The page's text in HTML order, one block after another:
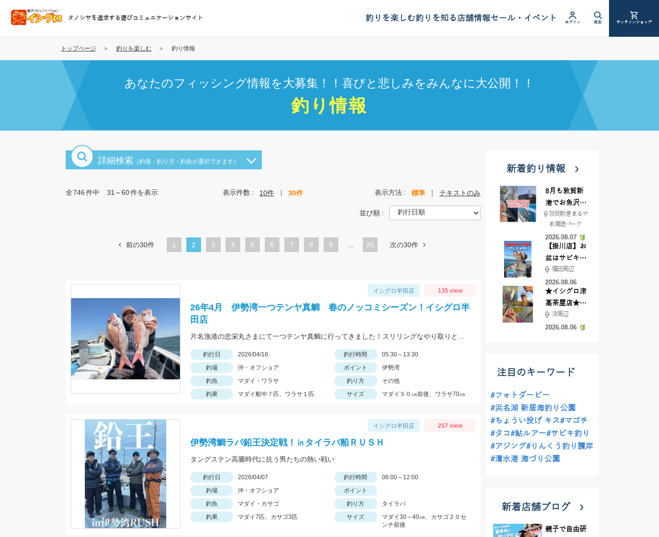
コ
テ
タノシサを追求する遊びコミュニケーションサイト 釣りを楽しむ釣りを知る店舗情報セール・イベント ログイン 検索 オンラインショップ
トップページ 釣りを楽しむ 釣り情報
あなたのフィッシング情報を大募集！！喜びと悲しみをみんなに大公開！！
釣り情報
詳細検索 （釣場・釣り方・釣魚が選択できます）
全746件中 31～60件を表示 表示件数 10件 30件 表示方法 標準 テキストのみ
並び順
前の30件 1
カ
ペ
ー
ジ
2
ペ
3
ペ
4
ペ
5
ペ
6
ペ
7
ペ
8
ペ
9 25 次の30件
イシグロ半田店 135 view
26年4月 伊勢湾一つテンヤ真鯛 春のノッコミシーズン！イシグロ半
田店
釣行日 2026/04/16 釣行時間
05:30～13:30
釣場
沖・オフショア ポイント
伊勢湾
釣魚
マダイ・ワラサ 釣り方
その他
釣果
マダイ船中７匹、ワラサ１匹 サイズ マダイ５０㎝前後、ワラサ70㎝
イシグロ半田店 257 view
伊勢湾鯛ラバ鉛王決定戦！㏌タイラバ船ＲＵＳＨ
タングステン高騰時代に抗う男たちの熱い戦い
釣行日 2026/04/07 釣行時間
06:00～12:00
釣場
沖・オフショア
ポイント
釣魚
マダイ・カサゴ 釣り方
タイラバ
釣果
マダイ7匹、カサゴ3匹 サイズ
マダイ30～40㎝、カサゴ２０セ
ンチ前後
新着釣り情報
8月も敦賀新
港でお魚沢山
♪ イシグロ彦
根店
敦賀新港 まるや
ま海遊パーク
2026.08.07
【掛川店】お
盆はサビキ釣
りいきません
か?
福田周辺
2026.08.06
★イシグロ津
高茶屋店★津
近郊ハゼ釣れ
てます！
津周辺
2026.08.06
注目のキーワード
#フォトダービー
#浜名湖 新居海釣り公園
#ちょうい投げ キス#マゴチ
#タコ#鮎ルアー#サビキ釣り
#アジング#りんくう釣り護岸
#清水港 海づり公園
新着店舗ブログ
親子で自由研